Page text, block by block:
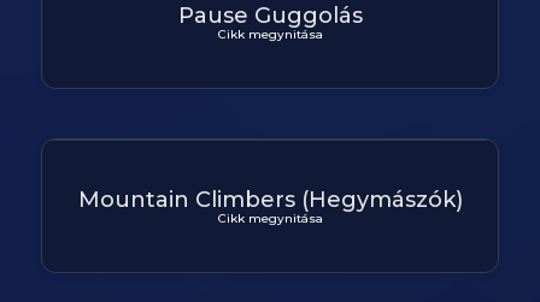
Pause Guggolás
Cikk megynitása
Mountain Climbers (Hegymászók)
Cikk megynitása